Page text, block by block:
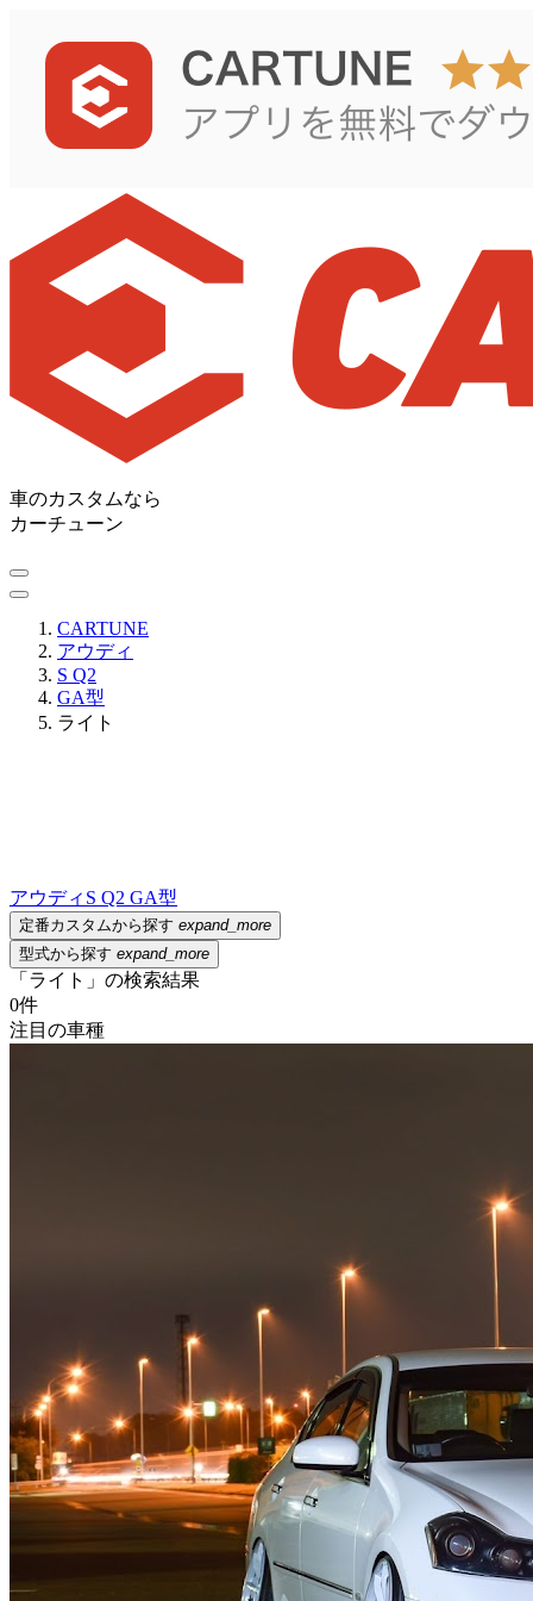
車のカスタムなら
カーチューン
CARTUNE
アウディ
S Q2
GA型
ライト
アウディ S Q2 GA型
定番カスタムから探す expand_more
型式から探す expand_more
「ライト」の検索結果
0件
注目の車種